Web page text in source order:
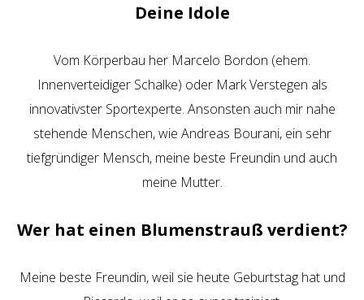
Deine Idole
Vom Körperbau her Marcelo Bordon (ehem.
Innenverteidiger Schalke) oder Mark Verstegen als
innovativster Sportexperte. Ansonsten auch mir nahe
stehende Menschen, wie Andreas Bourani, ein sehr
tiefgründiger Mensch, meine beste Freundin und auch
meine Mutter.
Wer hat einen Blumenstrauß verdient?
Meine beste Freundin, weil sie heute Geburtstag hat und